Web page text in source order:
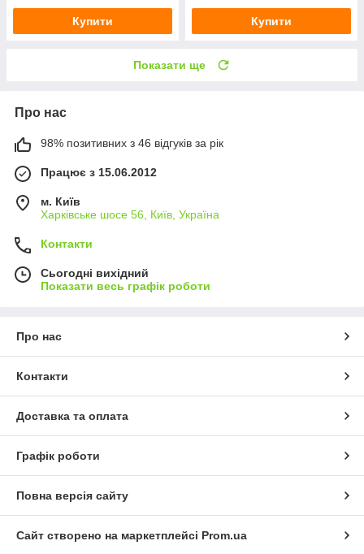
Купити Купити
Показати ще
Про нас
98% позитивних з 46 відгуків за рік
Працює з 15.06.2012
м. Київ
Харківське шосе 56, Київ, Україна
Контакти
Сьогодні вихідний
Показати весь графік роботи
Про нас
Контакти
Доставка та оплата
Графік роботи
Повна версія сайту
Сайт створено на маркетплейсі Prom.ua